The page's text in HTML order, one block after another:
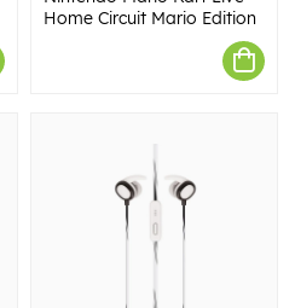
Home Circuit Mario Edition